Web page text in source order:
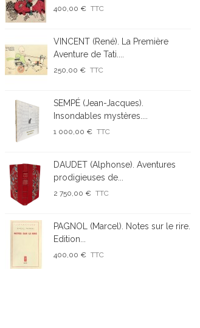
400,00 € TTC
VINCENT (René). La Première
Aventure de Tati....
250,00 € TTC
SEMPÉ (Jean-Jacques).
Insondables mystères....
1 000,00 € TTC
DAUDET (Alphonse). Aventures
prodigieuses de...
2 750,00 € TTC
PAGNOL (Marcel). Notes sur le rire.
Edition...
400,00 € TTC